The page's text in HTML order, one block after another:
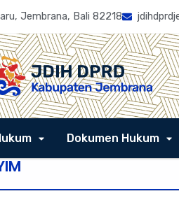
Jembrana, Bali 82218
Dokumen Hukum